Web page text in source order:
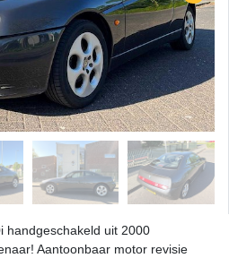
handgeschakeld uit 2000
Aantoonbaar motor revisie